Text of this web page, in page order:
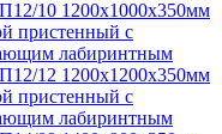
10 1200х1000х350мм
пристенный с
лабиринтным
12 1200х1200х350мм
пристенный с
лабиринтным